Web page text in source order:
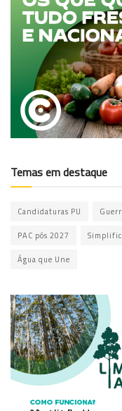
Temas em destaque
Candidaturas PU
PAC pós 2027
Água que Une